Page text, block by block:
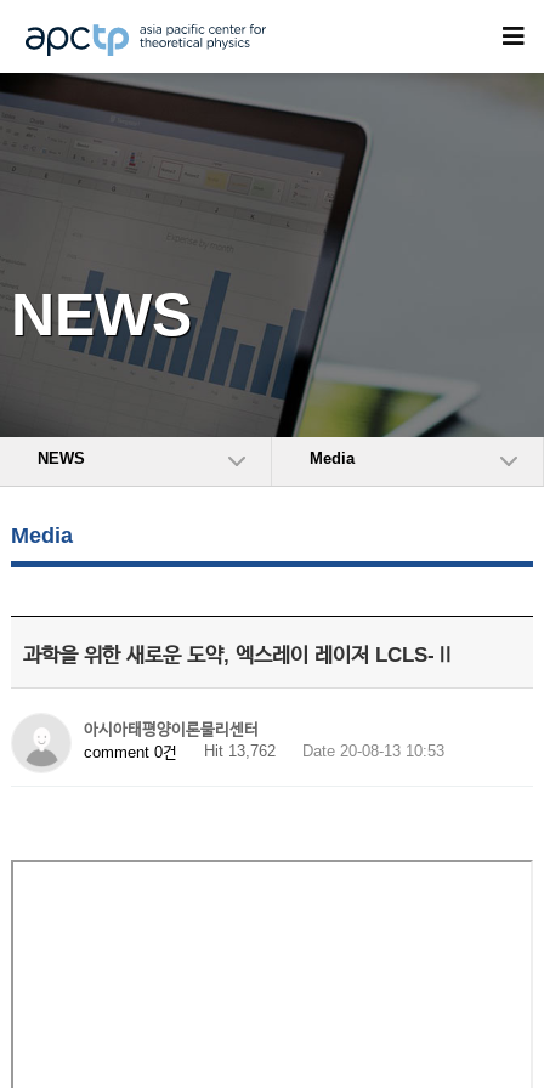
NEWS
NEWS Media
Media
과학을 위한 새로운 도약, 엑스레이 레이저 LCLS-Ⅱ
아시아태평양이론물리센터
comment 0건
Hit 13,762 Date 20-08-13 10:53